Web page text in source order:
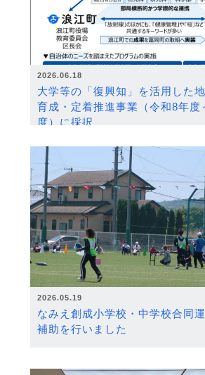
2026.06.18
大学等の「復興知」を活用した
育成・定着推進事業（令和8年度
度）に採択
2026.05.19
なみえ創成小学校・中学校合同
補助を行いました